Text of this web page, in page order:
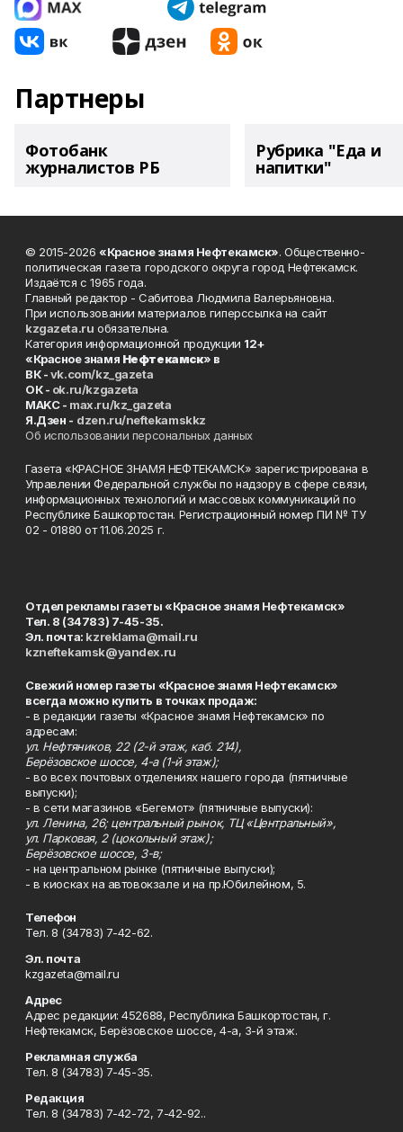
Партнеры
Фотобанк
журналистов РБ
Рубрика "Еда и
напитки"
© 2015-2026 «Красное знамя Нефтекамск». Общественно-
политическая газета городского округа город Нефтекамск.
Издаётся с 1965 года.
Главный редактор - Сабитова Людмила Валерьяновна.
При использовании материалов гиперссылка на сайт
kzgazeta.ru обязательна.
Категория информационной продукции 12+
«Красное знамя Нефтекамск» в
ВК -vk.com/kz_gazeta
ОК - ok.ru/kzgazeta
MAKC - max.ru/kz_gazeta
Я.Дзен - dzen.ru/neftekamskkz
Об использовании персональных данных
Газета «КРАСНОЕ ЗНАМЯ НЕФТЕКАМСК» зарегистрирована в
Управлении Федеральной службы по надзору в сфере связи,
информационных технологий и массовых коммуникаций по
Республике Башкортостан. Регистрационный номер ПИ № ТУ
02 - 01880 от 11.06.2025 г.
Отдел рекламы газеты «Красное знамя Нефтекамск»
Тел. 8 (34783) 7-45-35.
Эл. почта: kzreklama@mail.ru
kzneftekamsk@yandex.ru
Свежий номер газеты «Красное знамя Нефтекамск»
всегда можно купить в точках продаж:
- в редакции газеты «Красное знамя Нефтекамск» по
адресам:
ул. Нефтяников, 22 (2-й этаж, каб. 214),
Берёзовское шоссе, 4-а (1-й этаж);
- во всех почтовых отделениях нашего города (пятничные
выпуски);
- в сети магазинов «Бегемот» (пятничные выпуски):
ул. Ленина, 26; центральный рынок, ТЦ «Центральный»,
ул. Парковая, 2 (цокольный этаж);
Берёзовское шоссе, 3-в;
- на центральном рынке (пятничные выпуски);
- в киосках на автовокзале и на пр.Юбилейном, 5.
Телефон
Тел. 8 (34783) 7-42-62.
Эл. почта
kzgazeta@mail.ru
Адрес
Адрес редакции: 452688, Республика Башкортостан, г.
Нефтекамск, Берёзовское шоссе, 4-а, 3-й этаж.
Рекламная служба
Тел. 8 (34783) 7-45-35.
Редакция
Тел. 8 (34783) 7-42-72, 7-42-92..